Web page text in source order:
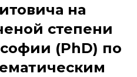
на
степени
(PhD) по